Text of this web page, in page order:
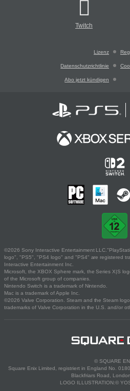
Twitch
Lizenz
Datenschutzrichtlinie
Abo jetzt kündigen
©2026 Sony Interactive Entertainment
logo", "PS5", "PS4 logo" and "PS4" are registered
Interactive Entertainment Inc.
Microsoft, the XBOX Sphere mark, the Series X|S
of the Microsoft group of companies.
Nintendo Switch is a trademark of Nintendo.
Mac is a trademark of Apple Inc.
©2026 Valve Corporation. Steam and the Steam
trademarks of Valve Corporation in the U.S. and/or
© SQUARE
Square Enix Limited, registriert in England No.
Blackfriars Road,
LOGO ILLUSTRATION:©